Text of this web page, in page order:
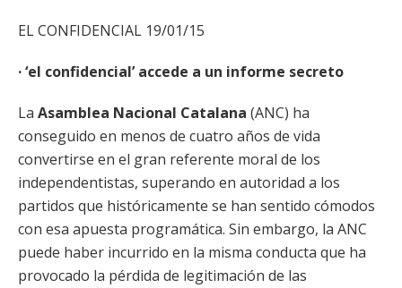
EL CONFIDENCIAL 19/01/15
· ‘el confidencial’ accede a un informe secreto
La Asamblea Nacional Catalana (ANC) ha
conseguido en menos de cuatro años de vida
convertirse en el gran referente moral de los
independentistas, superando en autoridad a los
partidos que históricamente se han sentido cómodos
con esa apuesta programática. Sin embargo, la ANC
puede haber incurrido en la misma conducta que ha
provocado la pérdida de legitimación de las